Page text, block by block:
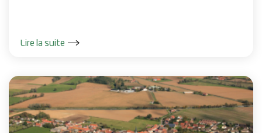
Lire la suite